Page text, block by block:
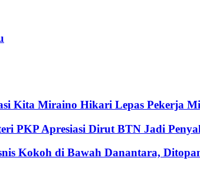
Kita Miraino Hikari Lepas Pekerja
PKP Apresiasi Dirut BTN Jadi
Kokoh di Bawah Danantara,